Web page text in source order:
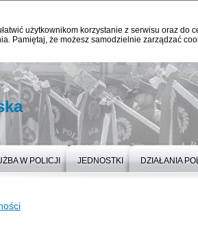
użytkownikom korzystanie z serwisu oraz
Pamiętaj, że możesz samodzielnie zarządzać
W POLICJI JEDNOSTKI DZIAŁANIA